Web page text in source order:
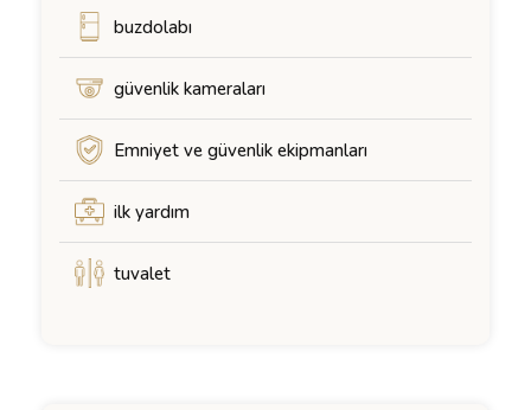
buzdolabı
güvenlik kameraları
Emniyet ve güvenlik ekipmanları
ilk yardım
tuvalet